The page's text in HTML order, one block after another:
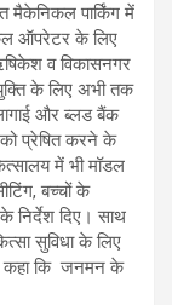
मैकेनिकल पार्किंग में
ऑपरेटर के लिए
व विकासनगर
के लिए अभी तक
और ब्लड बैंक
प्रेषित करने के
में भी मॉडल
बच्चों के
निर्देश दिए। साथ
सुविधा के लिए
कहा कि जनमन के